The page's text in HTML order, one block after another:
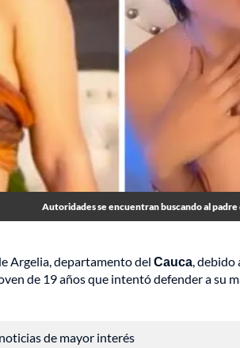
Autoridades se encuentran buscando al padre
Argelia, departamento del Cauca, debido
de 19 años que intentó defender a su
de mayor interés